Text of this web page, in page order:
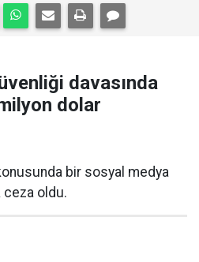
davasında
dolar
bir sosyal medya
ceza oldu.